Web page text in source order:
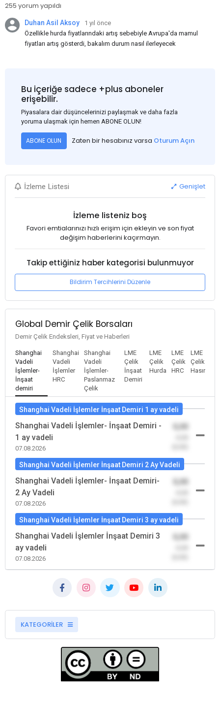
255 yorum yapıldı
Duhan Asil Aksoy
1 yıl önce
Özellikle hurda fiyatlarındaki artış sebebiyle Avrupa'da mamul
fiyatları artış gösterdi, bakalım durum nasıl ilerleyecek
Bu içeriğe sadece +plus aboneler
erişebilir.
Piyasalara dair düşüncelerinizi paylaşmak ve daha fazla
yoruma ulaşmak için hemen ABONE OLUN!
ABONE OLUN Zaten bir hesabınız varsa Oturum Açın
İzleme Listesi Genişlet
İzleme listeniz boş
Favori emtialarınızı hızlı erişim için ekleyin ve son fiyat
değişim haberlerini kaçırmayın.
Takip ettiğiniz haber kategorisi bulunmuyor
Bildirim Tercihlerini Düzenle
Global Demir Çelik Borsaları
Demir Çelik Endeksleri, Fiyat ve Haberleri
Shanghai
Vadeli
İşlemler-
İnşaat
demiri
Shanghai
Vadeli
İşlemler
HRC
Shanghai
Vadeli
İşlemler-
Paslanmaz
Çelik
LME
Çelik
İnşaat
Demiri
LME
Çelik
Hurda
LME
Çelik
HRC
LME
Çelik
Hasır
Shanghai Vadeli İşlemler İnşaat Demiri 1 ay vadeli
Shanghai Vadeli İşlemler- İnşaat Demiri -
1 ay vadeli
07.08.2026
Shanghai Vadeli İşlemler İnşaat Demiri 2 Ay Vadeli
Shanghai Vadeli İşlemler- İnşaat Demiri-
2 Ay Vadeli
07.08.2026
Shanghai Vadeli İşlemler İnşaat Demiri 3 ay vadeli
Shanghai Vadeli İşlemler İnşaat Demiri 3
ay vadeli
07.08.2026
KATEGORİLER